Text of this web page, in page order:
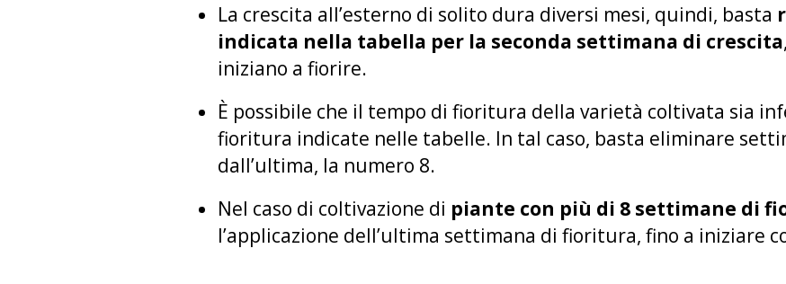
La crescita all’esterno di solito dura diversi mesi, quindi, basta
indicata nella tabella per la seconda settimana di crescita
iniziano a fiorire.
È possibile che il tempo di fioritura della varietà coltivata sia
fioritura indicate nelle tabelle. In tal caso, basta eliminare
dall’ultima, la numero 8.
Nel caso di coltivazione di piante con più di 8 settimane di
l’applicazione dell’ultima settimana di fioritura, fino a iniziare